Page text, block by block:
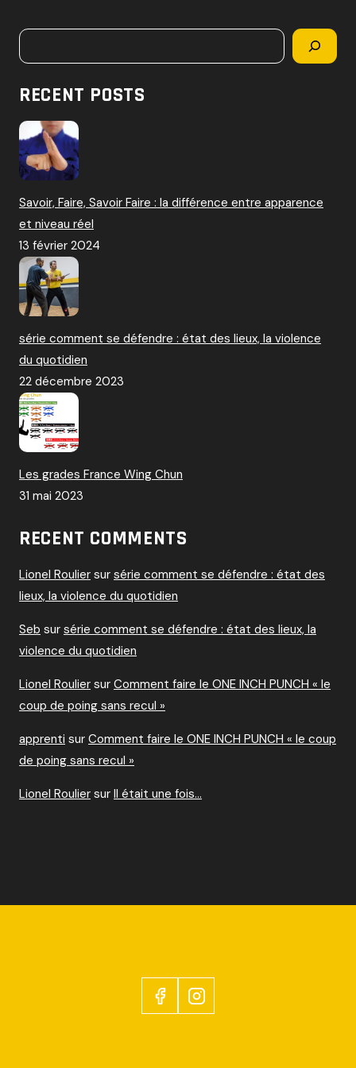
r
Rechercher
RECENT POSTS
Savoir, Faire, Savoir Faire : la différence entre apparence
et niveau réel
13 février 2024
série comment se défendre : état des lieux, la violence
du quotidien
22 décembre 2023
Les grades France Wing Chun
31 mai 2023
RECENT COMMENTS
Lionel Roulier sur série comment se défendre : état des
lieux, la violence du quotidien
Seb sur série comment se défendre : état des lieux, la
violence du quotidien
Lionel Roulier sur Comment faire le ONE INCH PUNCH « le
coup de poing sans recul »
apprenti sur Comment faire le ONE INCH PUNCH « le coup
de poing sans recul »
Lionel Roulier sur Il était une fois…